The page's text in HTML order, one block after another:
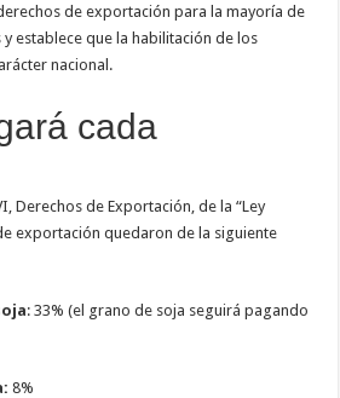
de exportación para la mayoría de
y establece que la habilitación de los
nacional.
cada
Derechos de Exportación, de la “Ley
exportación quedaron de la siguiente
: 33% (el grano de soja seguirá pagando
8%